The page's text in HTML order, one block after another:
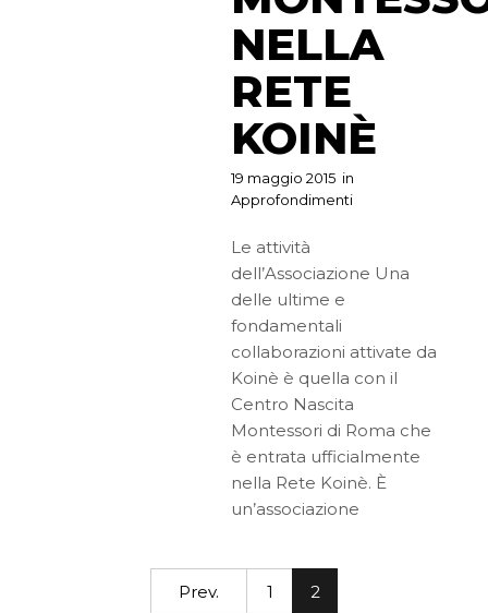
NELLA
RETE
KOINÈ
19 maggio 2015 in
Approfondimenti
Le attività
dell’Associazione Una
delle ultime e
fondamentali
collaborazioni attivate da
Koinè è quella con il
Centro Nascita
Montessori di Roma che
è entrata ufficialmente
nella Rete Koinè. È
un’associazione
Prev. 1 2